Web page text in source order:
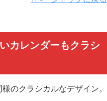
カレンダーもクラシ
のクラシカルなデザイン。